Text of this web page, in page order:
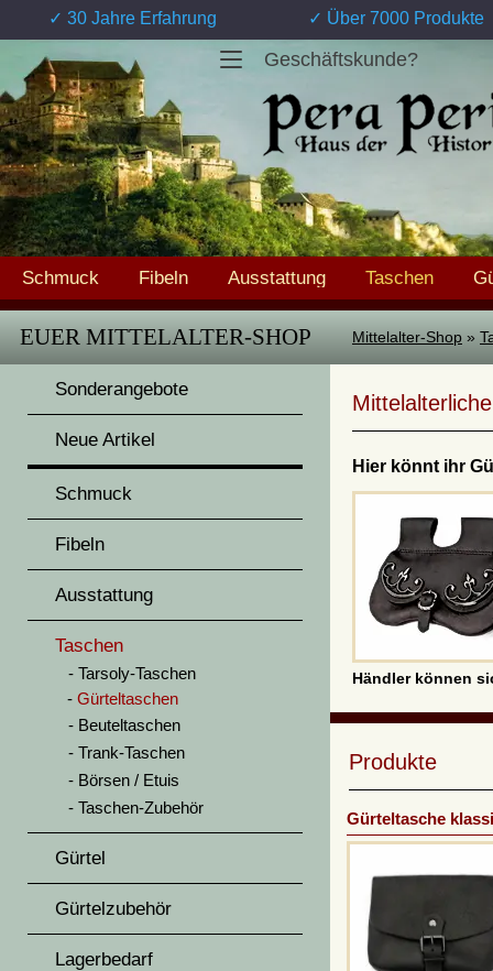
✓ 30 Jahre Erfahrung ✓ Über 7000 Produkte
Geschäftskunde?
Schmuck Fibeln Ausstattung Taschen
EUER MITTELALTER-SHOP
Sonderangebote
Neue Artikel
Schmuck
Fibeln
Ausstattung
Taschen
Tarsoly-Taschen
Gürteltaschen
Beuteltaschen
Trank-Taschen
Börsen / Etuis
Taschen-Zubehör
Gürtel
Gürtelzubehör
Lagerbedarf
Mittelalter-Shop »
Hier könnt ihr
Händler können
Produkte
Gürteltasche